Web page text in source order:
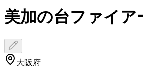
美加の台ファイア
大阪府